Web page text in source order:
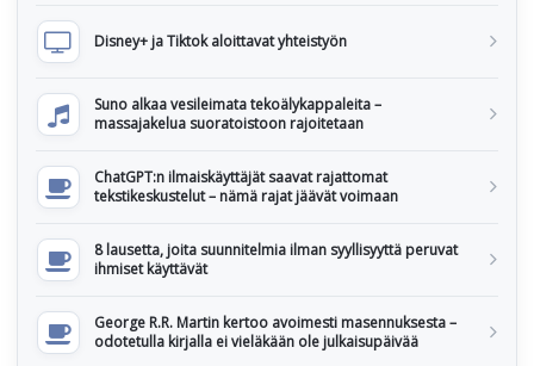
Disney+ ja Tiktok aloittavat yhteistyön
Suno alkaa vesileimata tekoälykappaleita –
massajakelua suoratoistoon rajoitetaan
ChatGPT:n ilmaiskäyttäjät saavat rajattomat
tekstikeskustelut – nämä rajat jäävät voimaan
8 lausetta, joita suunnitelmia ilman syyllisyyttä peruvat
ihmiset käyttävät
George R.R. Martin kertoo avoimesti masennuksesta –
odotetulla kirjalla ei vieläkään ole julkaisupäivää